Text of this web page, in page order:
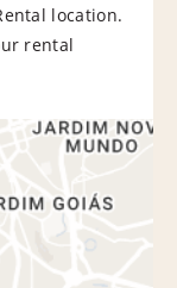
location.
rental